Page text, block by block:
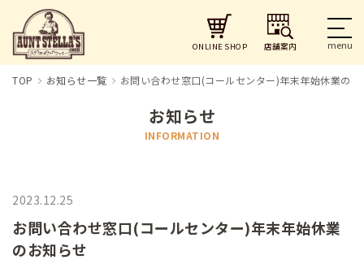
ONLINE SHOP 店舗案内
TOP お知らせ一覧 お問い合わせ窓口(コールセンター)年末年始休業のお
お知らせ
INFORMATION
2023.12.25
お問い合わせ窓口(コールセンター)年末年始休業
のお知らせ